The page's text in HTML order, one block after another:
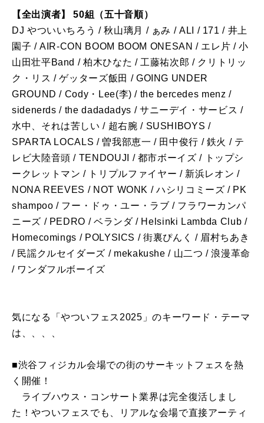
【全出演者】 50組（五十音順）
DJ やついいちろう / 秋山璃月 / ぁみ / ALI / 171 / 井上
園子 / AIR-CON BOOM BOOM ONESAN / エレ片 / 小
山田壮平Band / 柏木ひなた / 工藤祐次郎 / クリトリッ
ク・リス / ゲッターズ飯田 / GOING UNDER
GROUND / Cody・Lee(李) / the bercedes menz /
sidenerds / the dadadadys / サニーデイ・サービス /
水中、それは苦しい / 超右腕 / SUSHIBOYS /
SPARTA LOCALS / 曽我部恵一 / 田中俊行 / 鉄火 / テ
レビ大陸音頭 / TENDOUJI / 都市ボーイズ / トップシ
ークレットマン / トリプルファイヤー / 新浜レオン /
NONA REEVES / NOT WONK / ハシリコミーズ / PK
shampoo / フー・ドゥ・ユー・ラブ / フラワーカンパ
ニーズ / PEDRO / ベランダ / Helsinki Lambda Club /
Homecomings / POLYSICS / 街裏ぴんく / 眉村ちあき
/ 民謡クルセイダーズ / mekakushe / 山二つ / 浪漫革命
/ ワンダフルボーイズ
気になる「やついフェス2025」のキーワード・テーマ
は、、、、
■渋谷フィジカル会場での街のサーキットフェスを熱
く開催！
ライブハウス・コンサート業界は完全復活しまし
た！やついフェスでも、リアルな会場で直接アーティ